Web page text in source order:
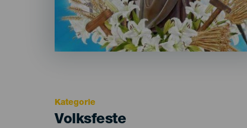
Kategorie
Categoría
Volksfeste